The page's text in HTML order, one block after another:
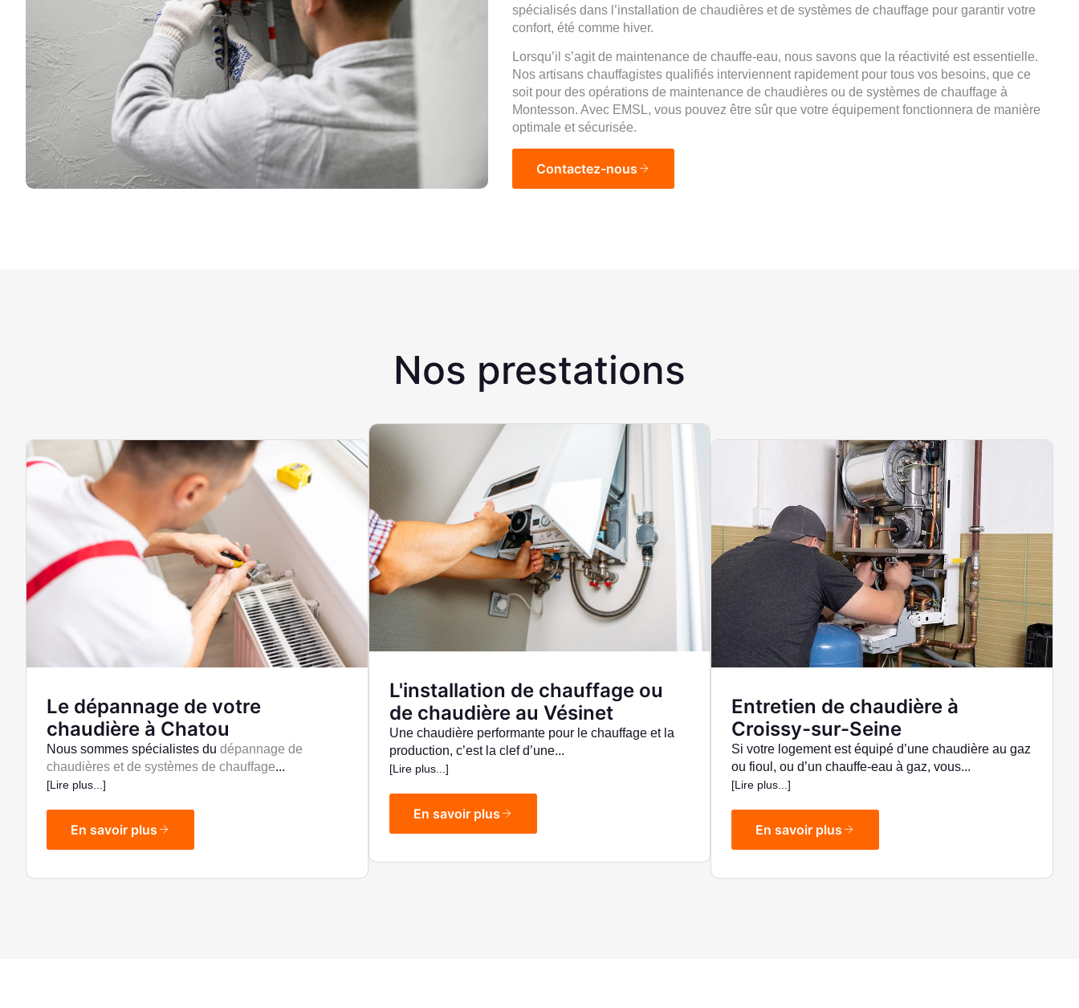
spécialisés dans l’installation de chaudières et de systèmes de chauffage pour garantir votre
confort, été comme hiver.
Lorsqu’il s’agit de maintenance de chauffe-eau, nous savons que la réactivité est essentielle.
Nos artisans chauffagistes qualifiés interviennent rapidement pour tous vos besoins, que ce
soit pour des opérations de maintenance de chaudières ou de systèmes de chauffage à
Montesson. Avec EMSL, vous pouvez être sûr que votre équipement fonctionnera de manière
optimale et sécurisée.
Contactez-nous
Nos prestations
Le dépannage de votre
chaudière à Chatou
Nous sommes spécialistes du dépannage de
chaudières et de systèmes de chauffage...
[Lire plus...]
En savoir plus
L'installation de chauffage ou
de chaudière au Vésinet
Une chaudière performante pour le chauffage et la
production, c’est la clef d’une...
[Lire plus...]
En savoir plus
Entretien de chaudière à
Croissy-sur-Seine
Si votre logement est équipé d’une chaudière au gaz
ou fioul, ou d’un chauffe-eau à gaz, vous...
[Lire plus...]
En savoir plus